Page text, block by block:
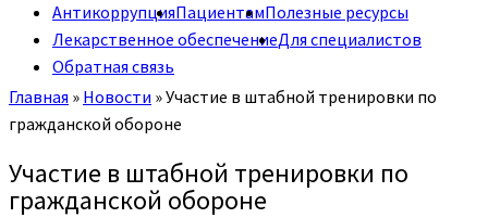
АнтикоррупцияПациентамПолезные ресурсы
Лекарственное обеспечениеДля специалистов
Обратная связь
Главная » Новости »Участие в штабной тренировки по
гражданской обороне
Участие в штабной тренировки по
гражданской обороне